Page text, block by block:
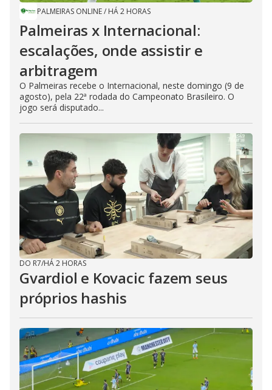
PALMEIRAS ONLINE/ HÁ 2 HORAS
Palmeiras x Internacional:
escalações, onde assistir e
arbitragem
O Palmeiras recebe o Internacional, neste domingo (9 de
agosto), pela 22ª rodada do Campeonato Brasileiro. O
jogo será disputado...
DO R7/HÁ 2 HORAS
Gvardiol e Kovacic fazem seus
próprios hashis